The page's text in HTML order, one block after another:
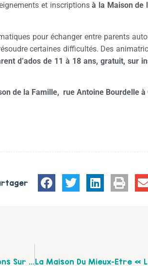
et inscriptionsà la Maison de
pour échanger entre parents
certaines difficultés. Des
d’ados de 11 à 18 ans, gratuit, sur
de la Famille, rue Antoine Bourdelle à
Semaine De La Parentalité 2022 Sur Le Calaisis, Des Actions Sur Tout Le Territoire !